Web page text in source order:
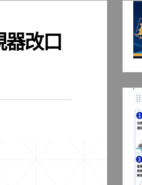
器改口